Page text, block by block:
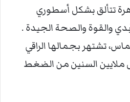
تتألق بشكل أسطوري
والقوة والصحة الجيدة .
تشتهر بجمالها الراقي
ملايين السنين من الضغط